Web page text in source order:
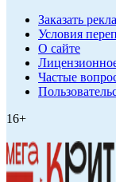
Заказать
Условия
О сайте
Частые
16+